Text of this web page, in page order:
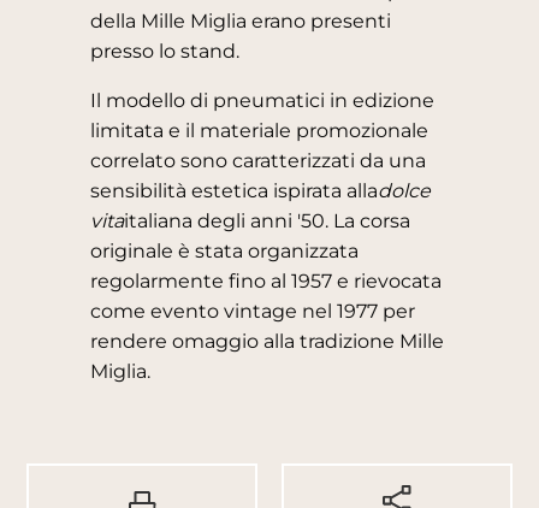
della Mille Miglia erano presenti
presso lo stand.
Il modello di pneumatici in edizione
limitata e il materiale promozionale
correlato sono caratterizzati da una
sensibilità estetica ispirata alladolce
vitaitaliana degli anni '50. La corsa
originale è stata organizzata
regolarmente fino al 1957 e rievocata
come evento vintage nel 1977 per
rendere omaggio alla tradizione Mille
Miglia.